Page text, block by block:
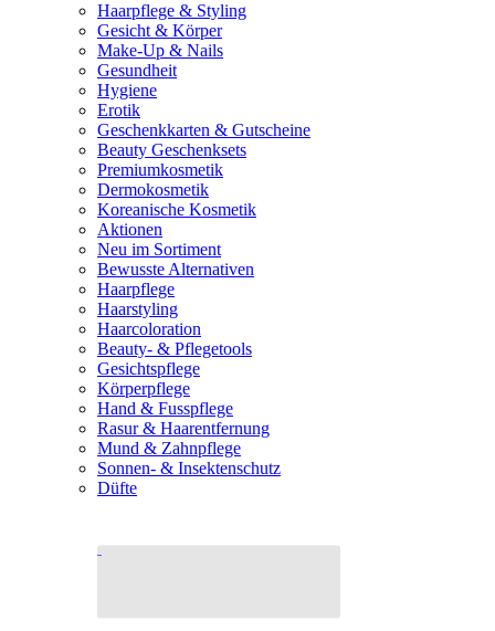
Haarpflege & Styling
Gesicht & Körper
Make-Up & Nails
Gesundheit
Hygiene
Erotik
Geschenkkarten & Gutscheine
Beauty Geschenksets
Premiumkosmetik
Dermokosmetik
Koreanische Kosmetik
Aktionen
Neu im Sortiment
Bewusste Alternativen
Haarpflege
Haarstyling
Haarcoloration
Beauty- & Pflegetools
Gesichtspflege
Körperpflege
Hand & Fusspflege
Rasur & Haarentfernung
Mund & Zahnpflege
Sonnen- & Insektenschutz
Düfte